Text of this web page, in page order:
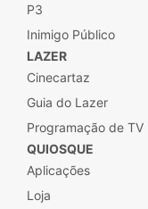
P3
Inimigo Público
LAZER
Cinecartaz
Guia do Lazer
Programação de TV
QUIOSQUE
Aplicações
Loja